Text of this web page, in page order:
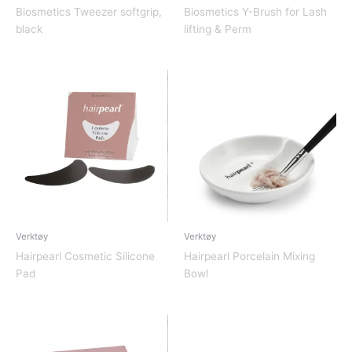
Biosmetics Tweezer softgrip,
black
Biosmetics Y-Brush for Lash
lifting & Perm
Verktøy
Hairpearl Cosmetic Silicone
Pad
Verktøy
Hairpearl Porcelain Mixing
Bowl